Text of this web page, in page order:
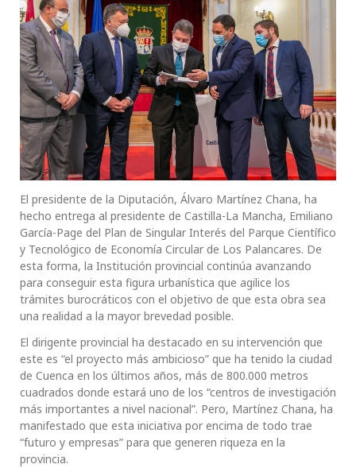
El presidente de la Diputación, Álvaro Martínez Chana, ha
hecho entrega al presidente de Castilla-La Mancha, Emiliano
García-Page del Plan de Singular Interés del Parque Científico
y Tecnológico de Economía Circular de Los Palancares. De
esta forma, la Institución provincial continúa avanzando
para conseguir esta figura urbanística que agilice los
trámites burocráticos con el objetivo de que esta obra sea
una realidad a la mayor brevedad posible.
El dirigente provincial ha destacado en su intervención que
este es “el proyecto más ambicioso” que ha tenido la ciudad
de Cuenca en los últimos años, más de 800.000 metros
cuadrados donde estará uno de los “centros de investigación
más importantes a nivel nacional”. Pero, Martínez Chana, ha
manifestado que esta iniciativa por encima de todo trae
“futuro y empresas” para que generen riqueza en la
provincia.